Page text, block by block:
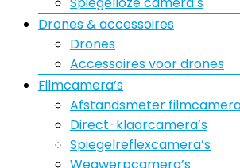
Drones & accessoires
Drones
Accessoires voor drones
Filmcamera’s
Afstandsmeter
Direct-klaarcamera’s
Spiegelreflexcamera’s